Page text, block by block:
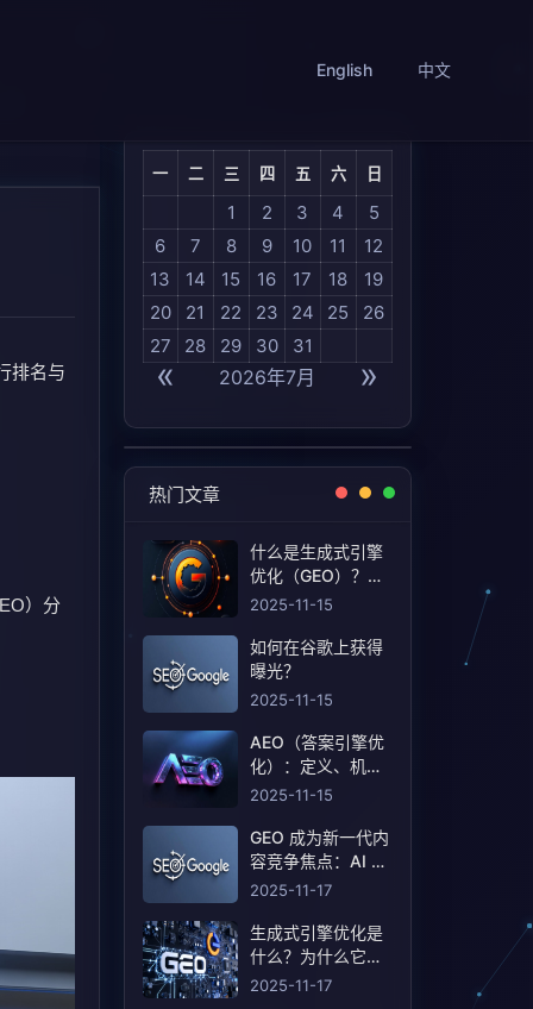
English 中文
排名与
）分
« 2026年7月 »
一 二 三 四 五 六 日
1 2 3 4
5
6
7 8 9 10 11
12
13
14 15 16 17 18
19
20
21 22 23 24 25
26
27
28 29 30 31
热门文章
什么是生成式引擎
优化（GEO）？定
义和含义！
2025-11-15
如何在谷歌上获得
曝光？
2025-11-15
AEO（答案引擎优
化）：定义、机制
和策略基线
2025-11-15
GEO 成为新一代内
容竞争焦点：AI 搜
索重塑曝光规则
2025-11-17
生成式引擎优化是
什么？为什么它会
成为搜索行业的下
2025-11-17